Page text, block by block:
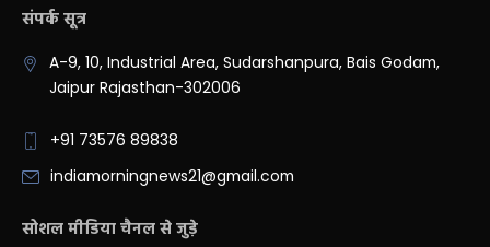
संपर्क सूत्र
A-9, 10, Industrial Area, Sudarshanpura, Bais Godam,
Jaipur Rajasthan-302006
+91 73576 89838
indiamorningnews21@gmail.com
सोशल मीडिया चैनल से जुड़े